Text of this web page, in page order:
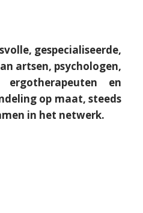
gespecialiseerde,
artsen, psychologen,
ergotherapeuten en
op maat, steeds
in het netwerk.